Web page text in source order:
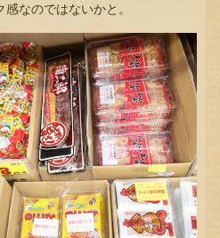
なのではないかと。